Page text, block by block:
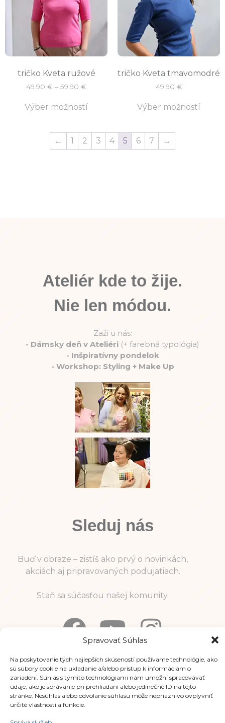
Spravovať Súhlas
Na poskytovanie tých najlepších skúseností používame technológie, ako
sú súbory cookie na ukladanie a/alebo prístup k informáciám o
zariadení. Súhlas s týmito technológiami nám umožní spracovávať
údaje, ako je správanie pri prehliadaní alebo jedinečné ID na tejto
stránke. Nesúhlas alebo odvolanie súhlasu môže nepriaznivo ovplyvniť
určité vlastnosti a funkcie.
tričko Kveta ružové
49.90 € – 59.90 €
Výber možností
tričko Kveta tmavomodré
49.90 €
Výber možností
← 1 2 3 4 5 6 7 →
Ateliér kde to žije.
Nie len módou.
Zaži u nás:
- Dámsky deň v Ateliéri (+ farebná typológia)
- Inšpiratívny pondelok
- Workshop: Styling + Make Up
Sleduj nás
Buď v obraze – zistíš ako prvý o novinkách,
akciách aj pripravovaných podujatiach.
Staň sa súčasťou našej komunity.
Informácie